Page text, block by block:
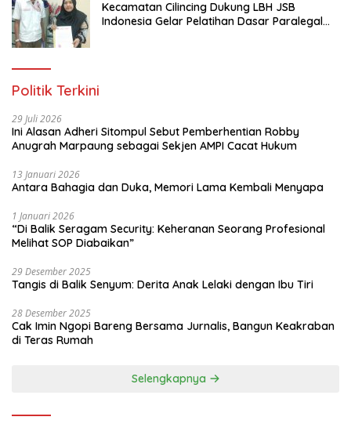
sebagai bagian dari bentuk kesiapan
dari jajaran. Dan terima kasih kepada
merawat hutan kita, sehingga kemudian
semuanya bisa terjaga untuk
tambah Sigit mengakhiri. red/tim
Kecamatan Cilincing Dukung LBH JSB
Indonesia Gelar Pelatihan Dasar Paralegal
Politik Terkini
29 Juli 2026
Ini Alasan Adheri Sitompul Sebut Pemberhentian Robby
Anugrah Marpaung sebagai Sekjen AMPI Cacat Hukum
13 Januari 2026
Antara Bahagia dan Duka, Memori Lama Kembali Menyapa
1 Januari 2026
“Di Balik Seragam Security: Keheranan Seorang Profesional
Melihat SOP Diabaikan”
29 Desember 2025
Tangis di Balik Senyum: Derita Anak Lelaki dengan Ibu Tiri
28 Desember 2025
Cak Imin Ngopi Bareng Bersama Jurnalis, Bangun Keakraban
di Teras Rumah
Selengkapnya